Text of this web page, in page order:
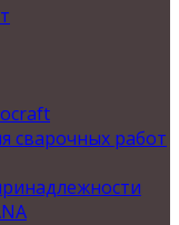
сварочных работ